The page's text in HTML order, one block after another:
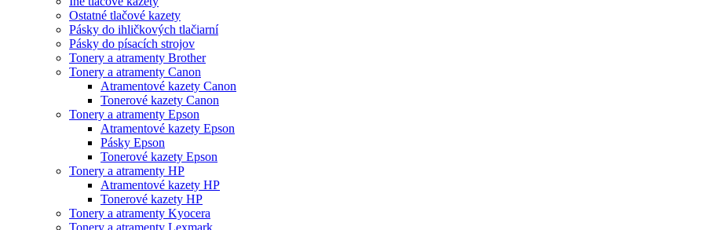
Ostatné tlačové kazety
Pásky do ihličkových tlačiarní
Pásky do písacích strojov
Tonery a atramenty Brother
Tonery a atramenty Canon
Atramentové kazety Canon
Tonerové kazety Canon
Tonery a atramenty Epson
Atramentové kazety Epson
Pásky Epson
Tonerové kazety Epson
Tonery a atramenty HP
Atramentové kazety HP
Tonerové kazety HP
Tonery a atramenty Kyocera
Tonery a atramenty Lexmark